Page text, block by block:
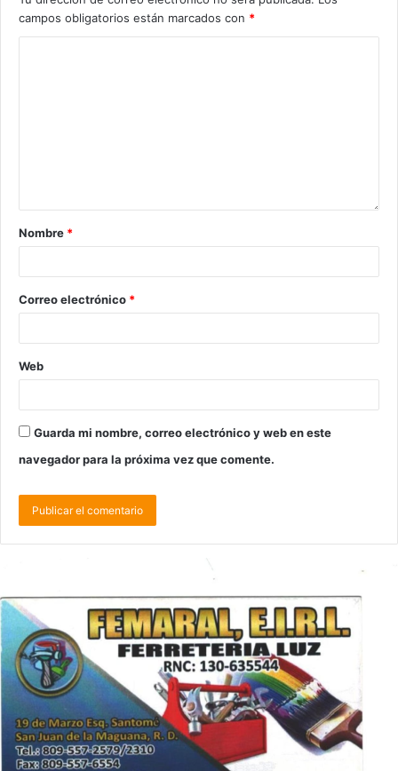
campos obligatorios están marcados con *
Nombre *
Correo electrónico *
Web
Guarda mi nombre, correo electrónico y web en este
navegador para la próxima vez que comente.